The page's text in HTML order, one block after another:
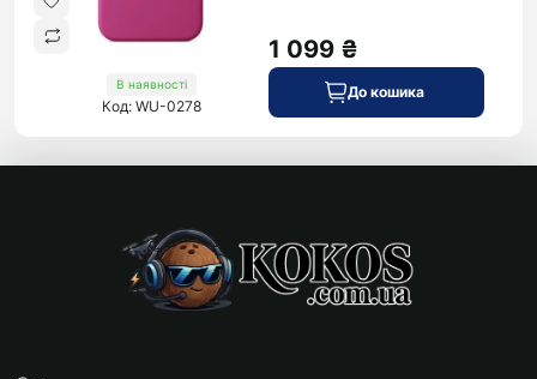
В наявності
Код: WU-0278
1 099 ₴
До кошика